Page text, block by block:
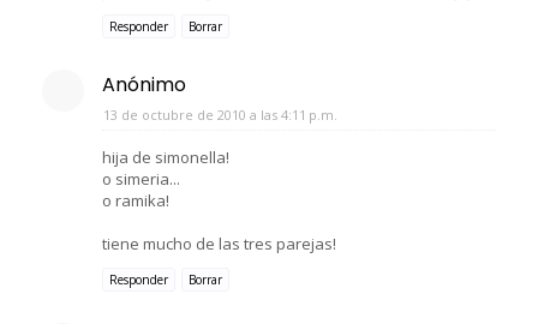
Responder Borrar
Anónimo
13 de octubre de 2010 a las 4:11 p.m.
hija de simonella!
o simeria...
o ramika!
tiene mucho de las tres parejas!
Responder Borrar